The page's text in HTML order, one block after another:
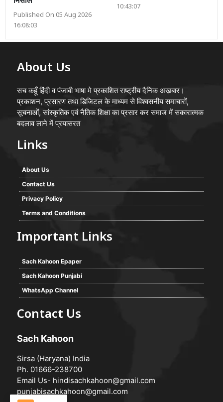
Published On 05 Aug 2026
16:08:03
10:43:07
About Us
सच कहूँ हिंदी व पंजाबी भाषा मे प्रकाशित राष्ट्रीय दैनिक अख़बार।
प्रकाशन, प्रसारण तथा डिजिटल के माध्यम से विश्वसनीय समाचारों,
सूचनाओं, सांस्कृतिक एवं नैतिक शिक्षा का प्रसार कर समाज में सकारात्मक
बदलाव लाने में प्रयासरत
Links
About Us
Contact Us
Privacy Policy
Terms and Conditions
Important Links
Sach Kahoon Epaper
Sach Kahoon Punjabi
WhatsApp Channel
Contact Us
Sach Kahoon
Sirsa (Haryana) India
Ph. 01666-238700
Email Us- hindisachkahoon@gmail.com
punjabisachkahoon@gmail.com